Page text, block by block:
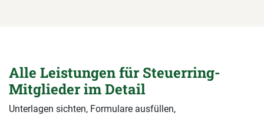
Alle Leistungen für Steuerring-
Mitglieder im Detail
Unterlagen sichten, Formulare ausfüllen,